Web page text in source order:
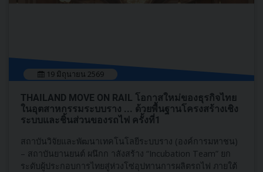
19 มิถุนายน 2569
THAILAND MOVE ON RAIL โอกาสใหม่ของธุรกิจไทย
ในอุตสาหกรรมระบบราง ... ด้วยพื้นฐานโครงสร้างเชิง
ระบบและชิ้นส่วนของรถไฟ ครั้งที่1
สถาบันวิจัยและพัฒนาเทคโนโลยีระบบราง (องค์การมหาชน)
– สถาบันยานยนต์ ผนึกก าลังสร้าง “Incubation Team” ยก
ระดับผู้ประกอบการไทยสู่ห่วงโซ่อุปทานการผลิตรถไฟ ภายใต้